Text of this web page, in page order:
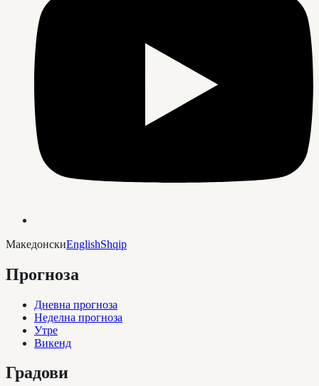
МакедонскиEnglishShqip
Прогноза
Дневна прогноза
Неделна прогноза
Утре
Викенд
Градови